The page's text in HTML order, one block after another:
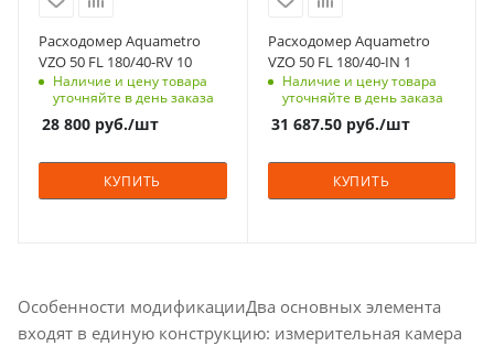
Расходомер Aquametro
VZO 50 FL 180/40-RV 10
Наличие и цену товара
уточняйте в день заказа
28 800 руб./шт
КУПИТЬ
Расходомер Aquametro
VZO 50 FL 180/40-IN 1
Наличие и цену товара
уточняйте в день заказа
31 687.50руб./шт
КУПИТЬ
Особенности модификацииДва основных элемента
входят в единую конструкцию: измерительная камера